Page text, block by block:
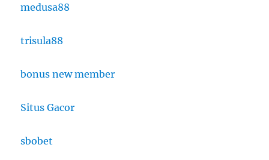
medusa88
trisula88
bonus new member
Situs Gacor
sbobet